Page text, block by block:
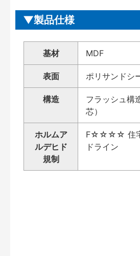
製品仕様
基材 MDF
表面 ポリサンドシ
構造
フラッシュ構
芯）
ホルムア
ルデヒド
規制
F☆☆☆☆ 住宅
ドライン